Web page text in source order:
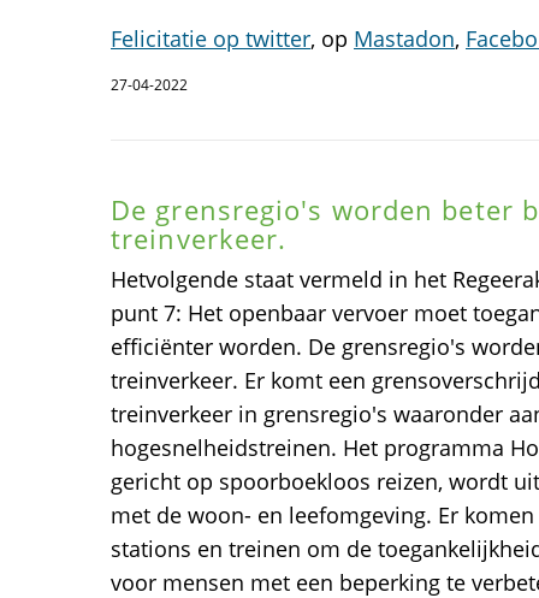
Felicitatie op twitter, op Mastadon,
27-04-2022
De grensregio's worden beter
treinverkeer.
Hetvolgende staat vermeld in het
punt 7: Het openbaar vervoer moet
efficiënter worden. De grensregio's
treinverkeer. Er komt een
treinverkeer in grensregio's waaronder
hogesnelheidstreinen. Het programma
gericht op spoorboekloos reizen, wordt
met de woon- en leefomgeving. Er
stations en treinen om de
voor mensen met een beperking te